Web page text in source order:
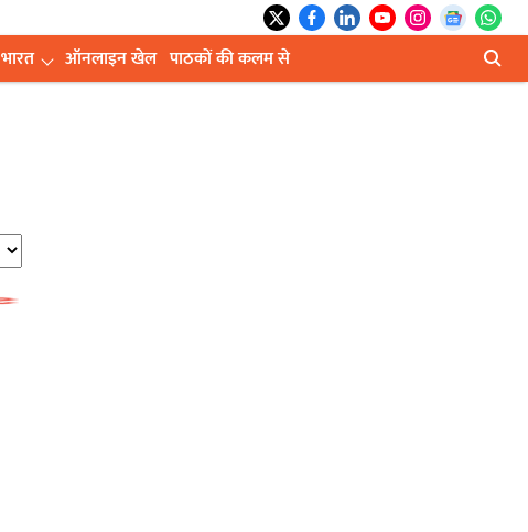
भारत ऑनलाइन खेल पाठकों की कलम से